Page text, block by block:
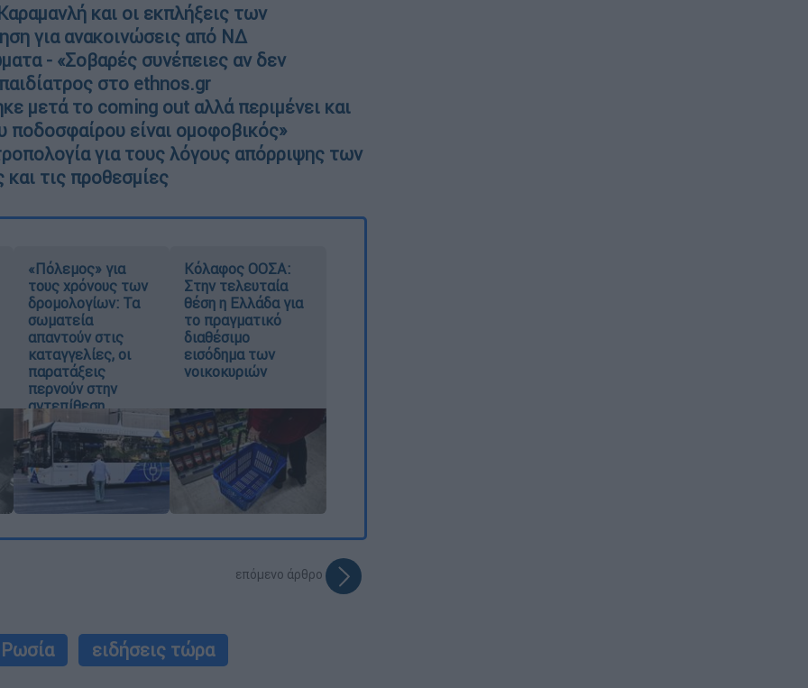
και οι εκπλήξεις των
για ανακοινώσεις από ΝΔ
- «Σοβαρές συνέπειες αν δεν
στο ethnos.gr
μετά το coming out αλλά περιμένει και
ποδοσφαίρου είναι ομοφοβικός»
για τους λόγους απόρριψης των
τις προθεσμίες
«Πόλεμος» για
τους χρόνους των
δρομολογίων: Τα
σωματεία
απαντούν στις
καταγγελίες, οι
παρατάξεις
περνούν στην
αντεπίθεση
Κόλαφος ΟΟΣΑ:
Στην τελευταία
θέση η Ελλάδα για
το πραγματικό
διαθέσιμο
εισόδημα των
νοικοκυριών
επόμενο άρθρο
Ρωσία ειδήσεις τώρα